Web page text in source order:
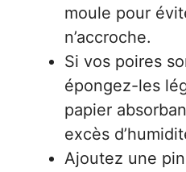
moule pour
n’accroche.
Si vos poires
épongez-les
papier
excès
Ajoutez une